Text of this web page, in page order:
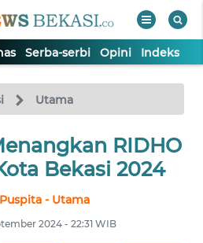
Serba-serbi Opini Indeks
Utama
RIDHO
Bekasi 2024
- Utama
2024 - 22:31 WIB